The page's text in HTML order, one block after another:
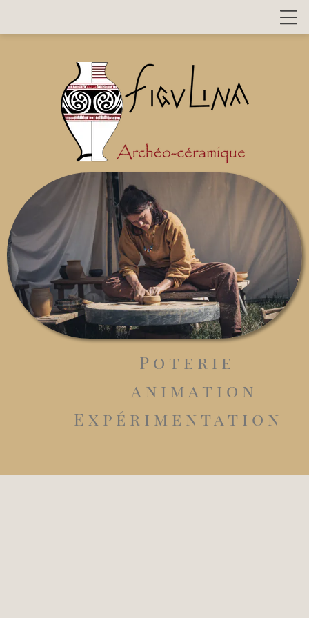
Poterie
animation
Expérimentation